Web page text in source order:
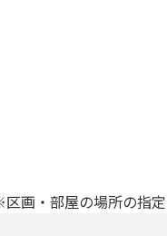
画・部屋の場所の指定